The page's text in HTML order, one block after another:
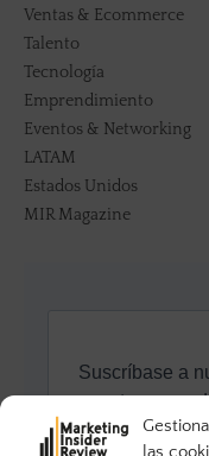
las
Ventas & Ecommerce
Talento
Tecnología
Emprendimiento
Eventos & Networking
LATAM
Estados Unidos
MIR Magazine